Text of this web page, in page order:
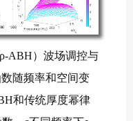
ABH）波场调控与
随频率和空间变
和传统厚度幂律